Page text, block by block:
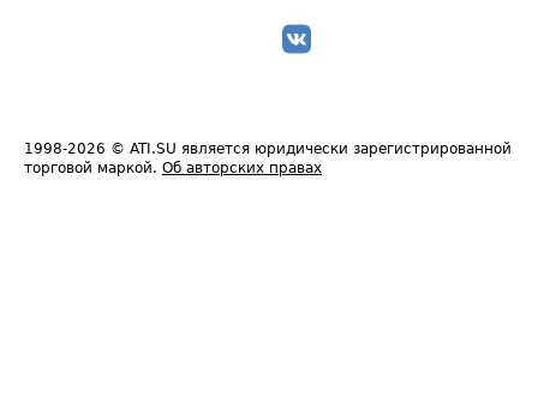
1998-2026 © ATI.SU является юридически зарегистрированной
торговой маркой. Об авторских правах